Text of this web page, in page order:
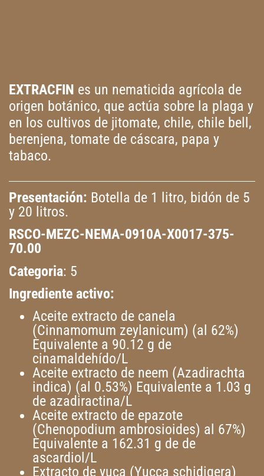
EXTRACFIN es un nematicida agrícola de
origen botánico, que actúa sobre la plaga y
en los cultivos de jitomate, chile, chile bell,
berenjena, tomate de cáscara, papa y
tabaco.
Presentación: Botella de 1 litro, bidón de 5
y 20 litros.
RSCO-MEZC-NEMA-0910A-X0017-375-
70.00
Categoria: 5
Ingrediente activo:
Aceite extracto de canela
(Cinnamomum zeylanicum) (al 62%)
Equivalente a 90.12 g de
cinamaldehído/L
Aceite extracto de neem (Azadirachta
indica) (al 0.53%) Equivalente a 1.03 g
de azadiractina/L
Aceite extracto de epazote
(Chenopodium ambrosioides) al 67%)
Equivalente a 162.31 g de de
ascardiol/L
Extracto de yuca (Yucca schidigera)